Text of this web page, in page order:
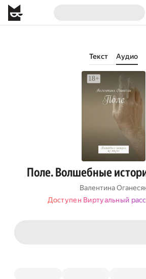
Текст Аудио
Поле. Волшебные
Валентина
Доступен Виртуальный